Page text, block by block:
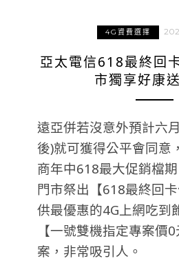
4G資費選擇
亞太電信618最終回
市獨享好康
遠亞併若沒意外預計六
後)就可獲得公平會同意
商年中618最大促銷檔
門市祭出【618最終回
供最優惠的4G上網吃到
【一號雙機指定專案價
案，非常吸引人。